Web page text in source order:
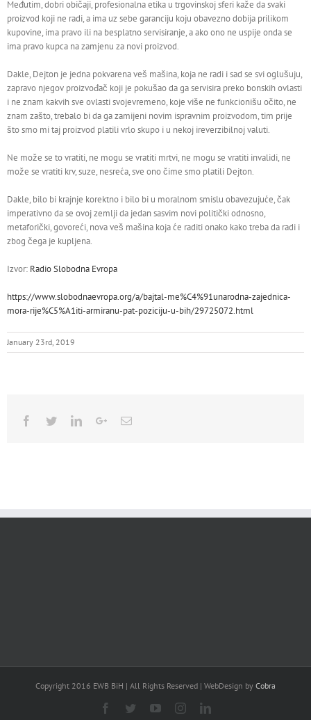
Međutim, dobri običaji, profesionalna etika u trgovinskoj sferi kaže da svaki
proizvod koji ne radi, a ima uz sebe garanciju koju obavezno dobija prilikom
kupovine, ima pravo ili na besplatno servisiranje, a ako ono ne uspije onda se
ima pravo kupca na zamjenu za novi proizvod.
Dakle, Dejton je jedna pokvarena veš mašina, koja ne radi i sad se svi oglušuju,
zapravo njegov proizvođač koji je pokušao da ga servisira preko bonskih ovlasti
i ne znam kakvih sve ovlasti svojevremeno, koje više ne funkcionišu očito, ne
znam zašto, trebalo bi da ga zamijeni novim ispravnim proizvodom, tim prije
što smo mi taj proizvod platili vrlo skupo i u nekoj ireverzibilnoj valuti.
Ne može se to vratiti, ne mogu se vratiti mrtvi, ne mogu se vratiti invalidi, ne
može se vratiti krv, suze, nesreća, sve ono čime smo platili Dejton.
Dakle, bilo bi krajnje korektno i bilo bi u moralnom smislu obavezujuće, čak
imperativno da se ovoj zemlji da jedan sasvim novi politički odnosno,
metaforički, govoreći, nova veš mašina koja će raditi onako kako treba da radi i
zbog čega je kupljena.
Izvor: Radio Slobodna Evropa
https://www.slobodnaevropa.org/a/bajtal-me%C4%91unarodna-zajednica-
mora-rije%C5%A1iti-armiranu-pat-poziciju-u-bih/29725072.html
January 23rd, 2019
Facebook
TwitterLinkedinGoogle+Email
Copyright 2016 EWB BiH | All Rights Reserved | WebDesign by Cobra
Facebook
TwitterYouTubeInstagramLinkedin